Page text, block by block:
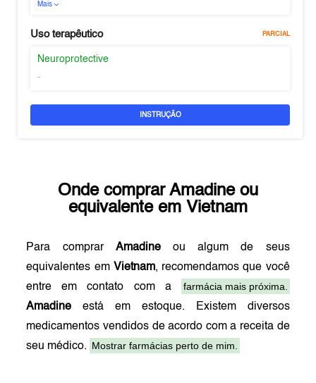
Mais
Uso terapêutico PARCIAL
Neuroprotective
-
INSTRUÇÃO
Onde comprar Amadineou
equivalente em Vietnam
Para comprar Amadineou algum de seus
equivalentes em Vietnam, recomendamos que você
entre em contato com a
farmácia mais próxima.
Amadine está em estoque. Existem diversos
medicamentos vendidos de acordo com a receita de
seu médico. Mostrar farmácias perto de mim.